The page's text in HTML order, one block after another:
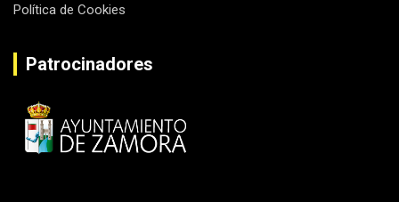
Política de Cookies
Patrocinadores